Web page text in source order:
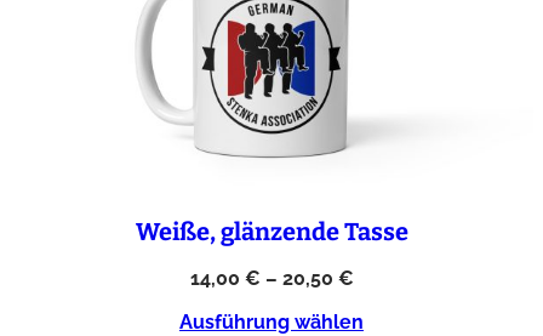
Weiße, glänzende Tasse
14,00 € – 20,50 €
Ausführung wählen